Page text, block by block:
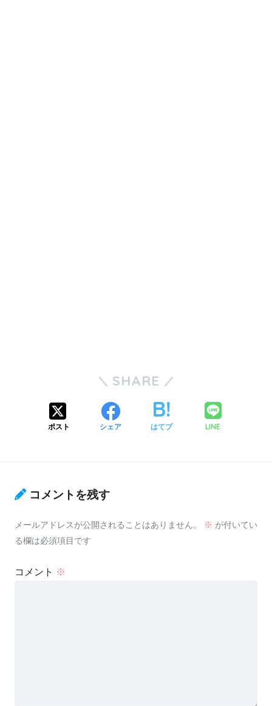
SHARE
ポスト シェア はてブ LINE
コメントを残す
メールアドレスが公開されることはありません。 ※ が付いてい
る欄は必須項目です
コメント ※